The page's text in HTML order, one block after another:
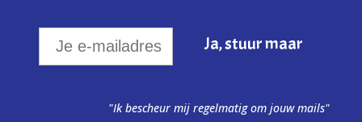
"Ik bescheur mij regelmatig om jouw mails"